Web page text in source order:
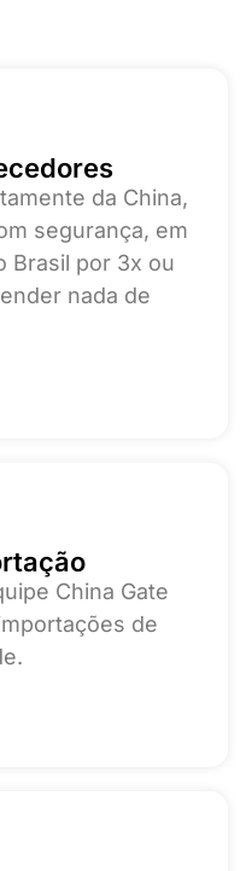
da China,
segurança, em
Brasil por 3x ou
nada de
China Gate
de